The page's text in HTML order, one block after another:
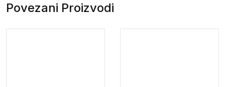
Povezani Proizvodi